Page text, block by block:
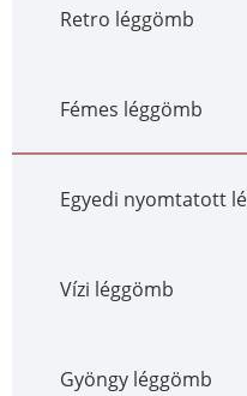
Retro léggömb
Fémes léggömb
Egyedi nyomtatott
Vízi léggömb
Gyöngy léggömb